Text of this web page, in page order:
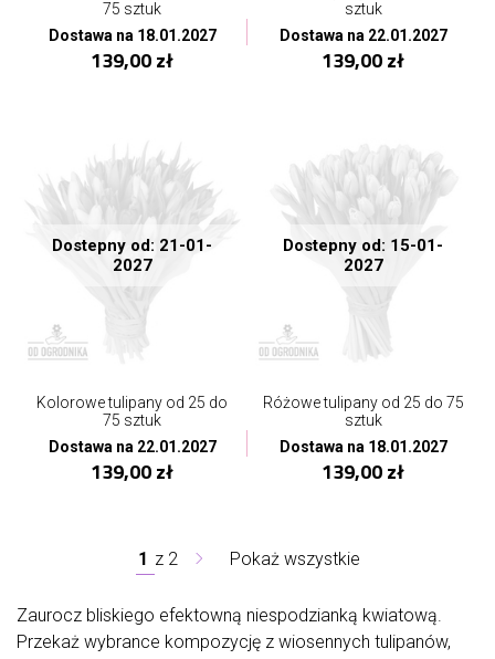
75 sztuk
Dostawa na 18.01.2027
139,00 zł
sztuk
Dostawa na 22.01.2027
139,00 zł
Dostepny od: 21-01-
2027
Kolorowe tulipany od 25 do
75 sztuk
Dostawa na 22.01.2027
139,00 zł
Dostepny od: 15-01-
2027
Różowe tulipany od 25 do 75
sztuk
Dostawa na 18.01.2027
139,00 zł
1 z 2 Pokaż wszystkie
Zaurocz bliskiego efektowną niespodzianką kwiatową.
Przekaż wybrance kompozycję z wiosennych tulipanów,